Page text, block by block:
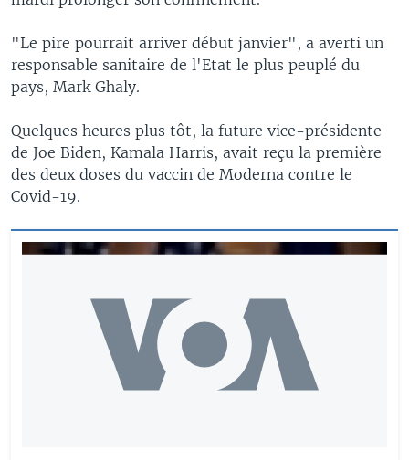
"Le pire pourrait arriver début janvier", a averti un
responsable sanitaire de l'Etat le plus peuplé du
pays, Mark Ghaly.
Quelques heures plus tôt, la future vice-présidente
de Joe Biden, Kamala Harris, avait reçu la première
des deux doses du vaccin de Moderna contre le
Covid-19.